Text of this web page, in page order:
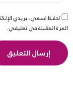
احفظ اسمي، بريدي
المرة المقبلة في تعليقي.